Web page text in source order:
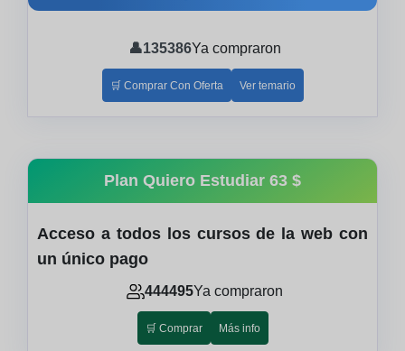
👤135386Ya compraron
🛒 Comprar Con Oferta Ver temario
Plan Quiero Estudiar 63 $
Acceso a todos los cursos de la web con
un único pago
444495Ya compraron
🛒 Comprar Más info